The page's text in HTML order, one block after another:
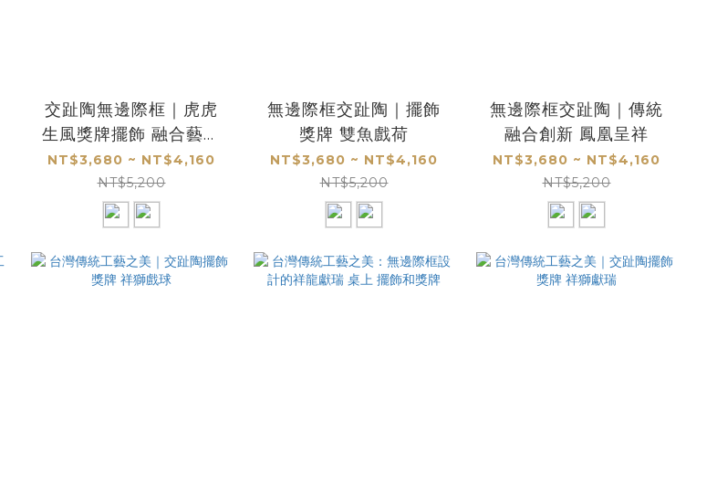
交趾陶無邊際框｜虎虎
生風獎牌擺飾 融合藝術
與開運寓意的收藏首選
NT$3,680 ~ NT$4,160
NT$5,200
無邊際框交趾陶｜擺飾
獎牌 雙魚戲荷
NT$3,680 ~ NT$4,160
NT$5,200
無邊際框交趾陶｜傳統
融合創新 鳳凰呈祥
NT$3,680 ~ NT$4,160
NT$5,200